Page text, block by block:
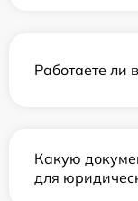
Работаете ли
Какую
для